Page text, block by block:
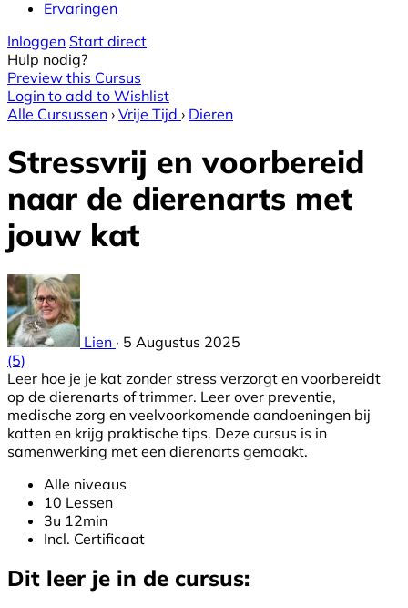
Ervaringen
Inloggen Start direct
Hulp nodig?
Preview this Cursus
Login to add to Wishlist
Alle Cursussen › Vrije Tijd › Dieren
Stressvrij en voorbereid
naar de dierenarts met
jouw kat
Lien · 5 Augustus 2025
(5)
Leer hoe je je kat zonder stress verzorgt en voorbereidt
op de dierenarts of trimmer. Leer over preventie,
medische zorg en veelvoorkomende aandoeningen bij
katten en krijg praktische tips. Deze cursus is in
samenwerking met een dierenarts gemaakt.
Alle niveaus
10 Lessen
3u 12min
Incl. Certificaat
Dit leer je in de cursus: